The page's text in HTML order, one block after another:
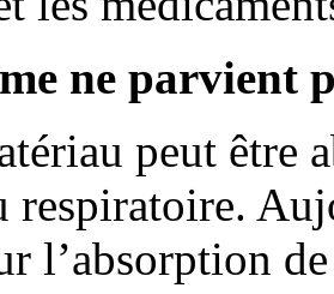
ne parvient
peut être
respiratoire.
l’absorption